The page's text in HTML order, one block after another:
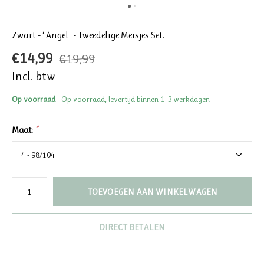
Zwart - ‘ Angel ' - Tweedelige Meisjes Set.
€14,99 €19,99
Incl. btw
Op voorraad- Op voorraad, levertijd binnen 1-3 werkdagen
Maat: *
TOEVOEGEN AAN WINKELWAGEN
DIRECT BETALEN